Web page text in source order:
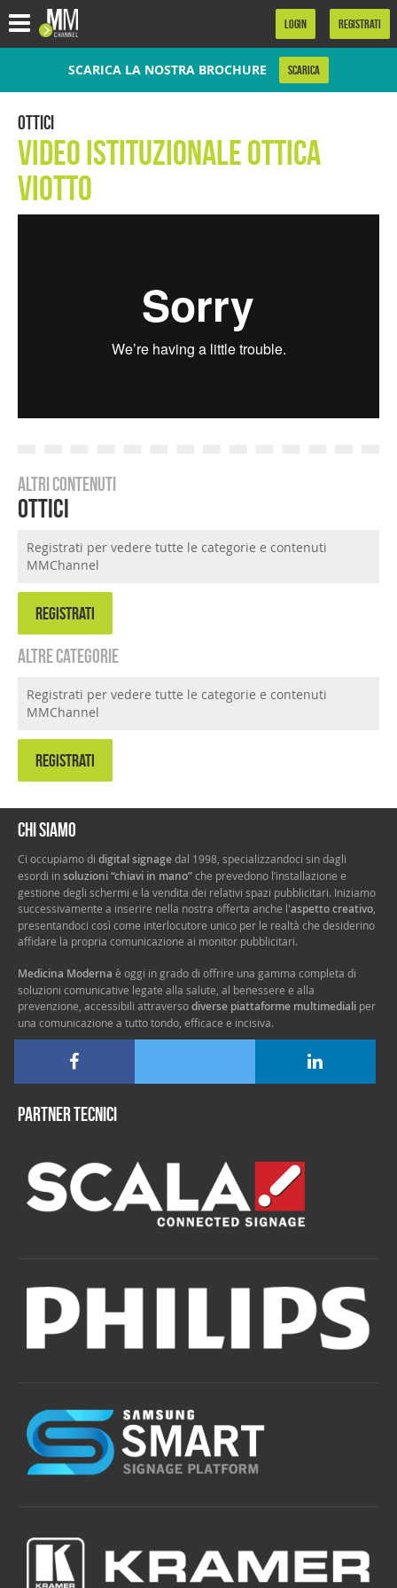
LOGIN REGISTRATI
SCARICA LA NOSTRA BROCHURE SCARICA
Ottici
Video istituzionale Ottica
Viotto
Altri contenuti
Ottici
Registrati per vedere tutte le categorie e contenuti
MMChannel
REGISTRATI
Altre categorie
Registrati per vedere tutte le categorie e contenuti
MMChannel
REGISTRATI
Chi siamo
Ci occupiamo di digital signagedal 1998, specializzandoci sin dagli
esordi insoluzioni “chiavi in mano”che prevedono l’installazione e
gestione degli schermi e la vendita dei relativi spazi pubblicitari. Iniziamo
successivamente a inserire nella nostra offerta anche l'aspetto creativo
presentandoci così come interlocutore unico per le realtà che desiderino
affidare la propria comunicazione ai monitor pubblicitari.
Medicina Moderna è oggi in grado di offrire una gamma completa di
soluzioni comunicative legate alla salute, al benessere e alla
prevenzione, accessibili attraversodiverse piattaforme multimediali per
una comunicazione a tutto tondo, efficace e incisiva.
Partner tecnici